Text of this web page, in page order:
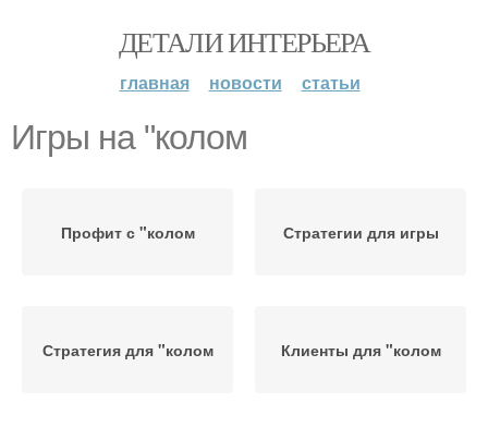
ДЕТАЛИ ИНТЕРЬЕРА
главная новости статьи
Игры на "колом
Профит с "колом Стратегии для игры
Стратегия для "колом Клиенты для "колом